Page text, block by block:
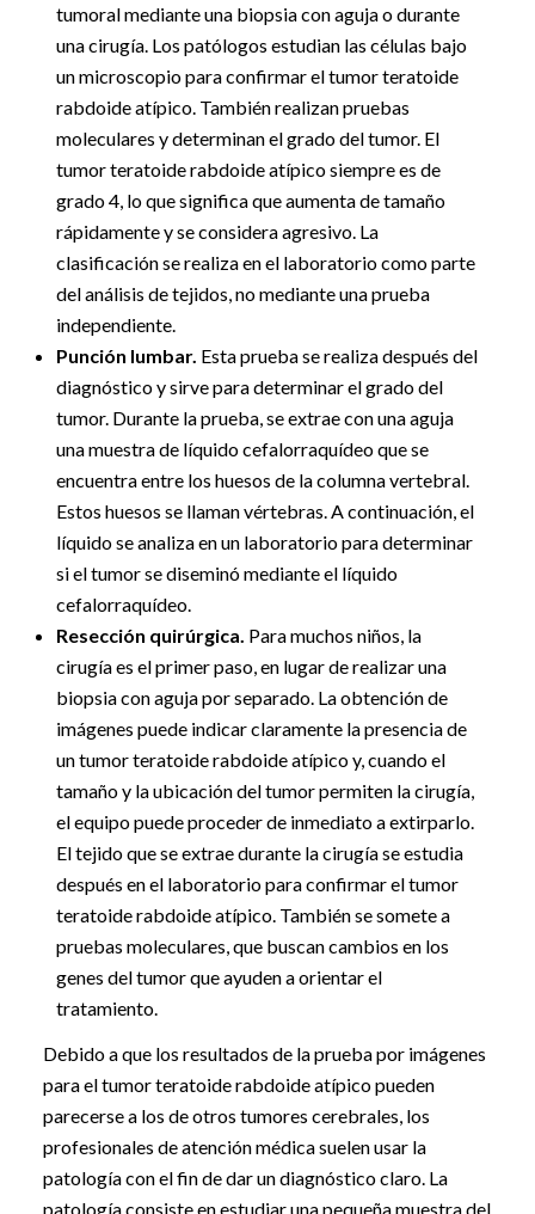
tumoral mediante una biopsia con aguja o durante
una cirugía. Los patólogos estudian las células bajo
un microscopio para confirmar el tumor teratoide
rabdoide atípico. También realizan pruebas
moleculares y determinan el grado del tumor. El
tumor teratoide rabdoide atípico siempre es de
grado 4, lo que significa que aumenta de tamaño
rápidamente y se considera agresivo. La
clasificación se realiza en el laboratorio como parte
del análisis de tejidos, no mediante una prueba
independiente.
Punción lumbar. Esta prueba se realiza después del
diagnóstico y sirve para determinar el grado del
tumor. Durante la prueba, se extrae con una aguja
una muestra de líquido cefalorraquídeo que se
encuentra entre los huesos de la columna vertebral.
Estos huesos se llaman vértebras. A continuación, el
líquido se analiza en un laboratorio para determinar
si el tumor se diseminó mediante el líquido
cefalorraquídeo.
Resección quirúrgica. Para muchos niños, la
cirugía es el primer paso, en lugar de realizar una
biopsia con aguja por separado. La obtención de
imágenes puede indicar claramente la presencia de
un tumor teratoide rabdoide atípico y, cuando el
tamaño y la ubicación del tumor permiten la cirugía,
el equipo puede proceder de inmediato a extirparlo.
El tejido que se extrae durante la cirugía se estudia
después en el laboratorio para confirmar el tumor
teratoide rabdoide atípico. También se somete a
pruebas moleculares, que buscan cambios en los
genes del tumor que ayuden a orientar el
tratamiento.
Debido a que los resultados de la prueba por imágenes
para el tumor teratoide rabdoide atípico pueden
parecerse a los de otros tumores cerebrales, los
profesionales de atención médica suelen usar la
patología con el fin de dar un diagnóstico claro. La
patología consiste en estudiar una pequeña muestra del